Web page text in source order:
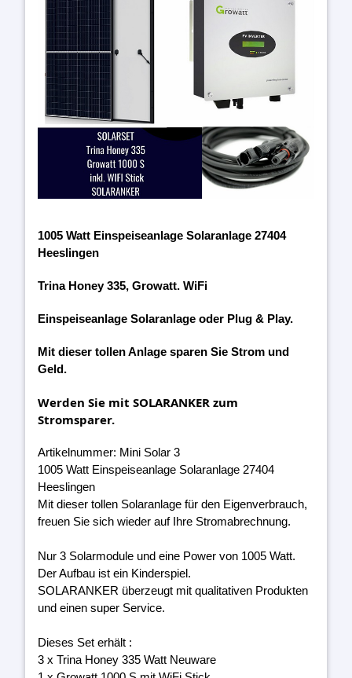
1005 Watt Einspeiseanlage Solaranlage 27404
Heeslingen
Trina Honey 335, Growatt. WiFi
Einspeiseanlage Solaranlage oder Plug & Play.
Mit dieser tollen Anlage sparen Sie Strom und
Geld.
Werden Sie mit SOLARANKER zum
Stromsparer.
Artikelnummer: Mini Solar 3
1005 Watt Einspeiseanlage Solaranlage 27404
Heeslingen
Mit dieser tollen Solaranlage für den Eigenverbrauch,
freuen Sie sich wieder auf Ihre Stromabrechnung.
Nur 3 Solarmodule und eine Power von 1005 Watt.
Der Aufbau ist ein Kinderspiel.
SOLARANKER überzeugt mit qualitativen Produkten
und einen super Service.
Dieses Set erhält :
3 x Trina Honey 335 Watt Neuware